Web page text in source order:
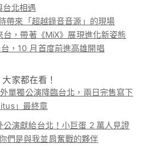
台北相遇
帶來「超越錄音音源」的現場
，帶著《MiX》展現進化新姿態
，10 月首度前進高雄開唱
家都在看！
單獨公演降臨台北，兩日完售寫下
」最終章
公演獻給台北！小巨蛋 2 萬人見證
們是與我並肩奮戰的夥伴